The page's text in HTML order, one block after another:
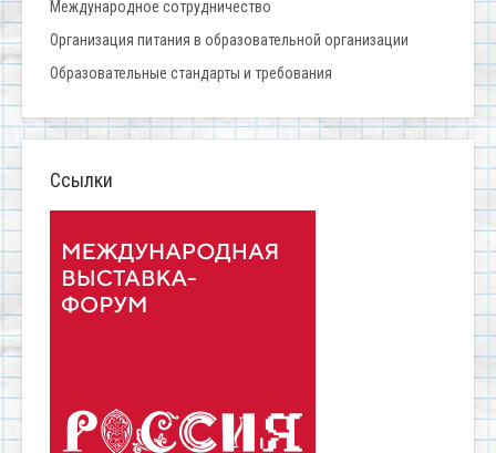
Международное сотрудничество
Организация питания в образовательной организации
Образовательные стандарты и требования
Ссылки